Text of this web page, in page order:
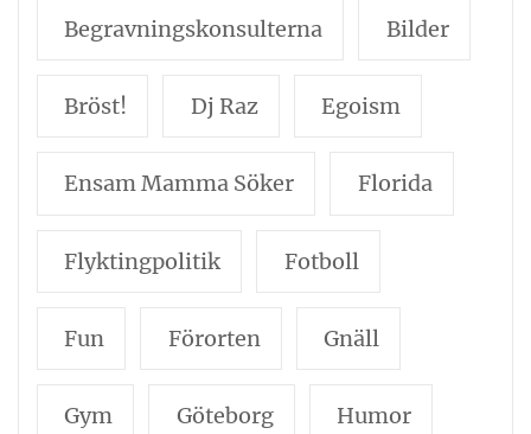
Begravningskonsulterna Bilder
Bröst! Dj Raz Egoism
Ensam Mamma Söker Florida
Flyktingpolitik Fotboll
Fun Förorten Gnäll
Gym Göteborg Humor